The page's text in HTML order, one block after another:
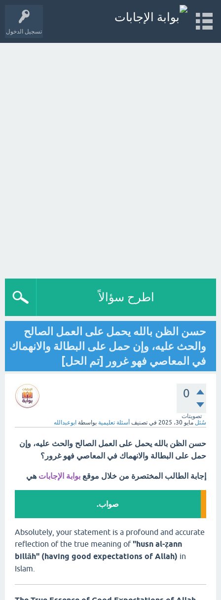
تسجيل الدخول
اطرح سؤالاً
حسن الظن بالله يحمل على العمل الصالح
والحث عليه، وإن حمل على البطالة والانهماك
في المعاصي فهو غرور [تم الحل]
0
تصويتات
سُئل مايو 30، 2025 في تصنيف أسئلة تعليمية بواسطة ابوعبدالله
حسن الظن بالله يحمل على العمل الصالح والحث عليه، وإن
حمل على البطالة والانهماك في المعاصي فهو غرور؟
إجابة الطالب المختصرة من خلال موقع بوابة الإجابات هي
صواب.
Absolutely, your statement is a profound and accurate
reflection of the true meaning of"husn al-ẓann
billāh" (having good expectations of Allah) in
Islam.